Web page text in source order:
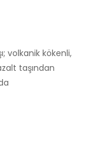
volkanik kökenli,
taşından